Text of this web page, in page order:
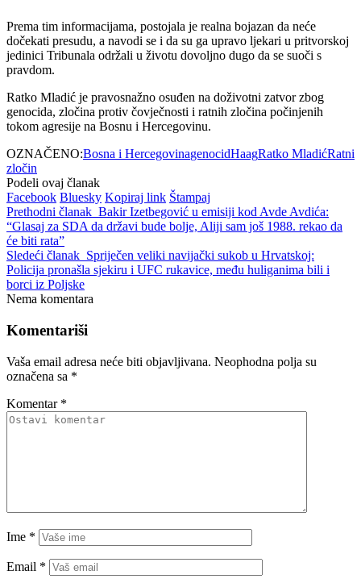
Prema tim informacijama, postojala je realna bojazan da neće
dočekati presudu, a navodi se i da su ga upravo ljekari u pritvorskoj
jedinici Tribunala održali u životu dovoljno dugo da se suoči s
pravdom.
Ratko Mladić je pravosnažno osuđen na doživotni zatvor zbog
genocida, zločina protiv čovječnosti i ratnih zločina počinjenih
tokom agresije na Bosnu i Hercegovinu.
OZNAČENO:Bosna i HercegovinagenocidHaagRatko MladićRatni
zločin
Podeli ovaj članak
Facebook Bluesky Kopiraj link Štampaj
Prethodni članak Bakir Izetbegović u emisiji kod Avde Avdića:
“Glasaj za SDA da državi bude bolje, Aliji sam još 1988. rekao da
će biti rata”
Sledeći članak Spriječen veliki navijački sukob u Hrvatskoj:
Policija pronašla sjekiru i UFC rukavice, među huliganima bili i
borci iz Poljske
Nema komentara
Komentariši
Vaša email adresa neće biti objavljivana. Neophodna polja su
označena sa *
Komentar *
Ime *
Email *